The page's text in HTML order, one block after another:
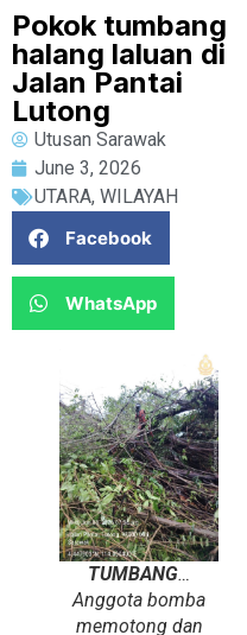
Pokok tumbang
halang laluan di
Jalan Pantai
Lutong
Utusan Sarawak
June 3, 2026
UTARA, WILAYAH
Facebook
WhatsApp
TUMBANG…
Anggota bomba
memotong dan